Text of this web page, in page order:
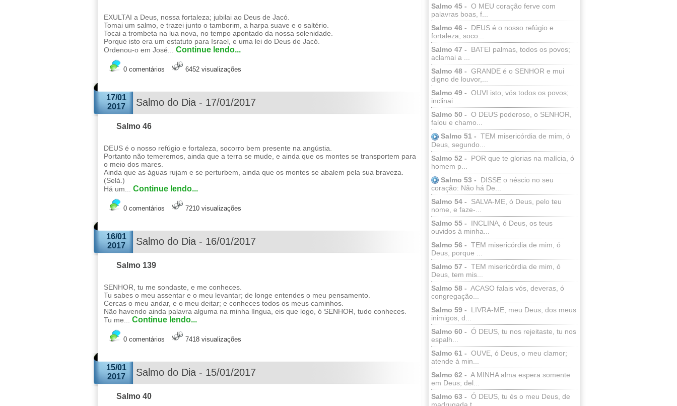
Salmo 45 - O MEU coração ferve com
palavras boas, f...
Salmo 46 -
DEUS é o nosso refúgio e
fortaleza, soco...
Salmo 47 -
BATEI palmas, todos os povos;
aclamai a ...
Salmo 48 - GRANDE é o SENHOR e mui
digno de louvor,...
Salmo 49 - OUVI isto, vós todos os povos;
inclinai ...
Salmo 50 - O DEUS poderoso, o SENHOR,
falou e chamo...
Salmo 51 - TEM misericórdia de mim, ó
Deus, segundo...
Salmo 52 -
POR que te glorias na malícia, ó
homem p...
Salmo 53 -
DISSE o néscio no seu
coração: Não há De...
Salmo 54 -
SALVA-ME, ó Deus, pelo teu
nome, e faze-...
Salmo 55 -
INCLINA, ó Deus, os teus
ouvidos à minha...
Salmo 56 - TEM misericórdia de mim, ó
Deus, porque ...
Salmo 57 - TEM misericórdia de mim, ó
Deus, tem mis...
Salmo 58 - ACASO falais vós, deveras, ó
congregação...
Salmo 59 -
LIVRA-ME, meu Deus, dos meus
inimigos, d...
Salmo 60 - Ó DEUS, tu nos rejeitaste, tu nos
espalh...
Salmo 61 - OUVE, ó Deus, o meu clamor;
atende à min...
Salmo 62 - A MINHA alma espera somente
em Deus; del...
Salmo 63 - Ó DEUS, tu és o meu Deus, de
EXULTAI a Deus, nossa fortaleza; jubilai ao Deus de Jacó.
Tomai um salmo, e trazei junto o tamborim, a harpa suave e o saltério.
Tocai a trombeta na lua nova, no tempo apontado da nossa solenidade.
Porque isto era um estatuto para Israel, e uma lei do Deus de Jacó.
Ordenou-o em José... Continue lendo...
0 comentários 6452 visualizações
17/01
2017
Salmo do Dia - 17/01/2017
Salmo 46
DEUS é o nosso refúgio e fortaleza, socorro bem presente na angústia.
Portanto não temeremos, ainda que a terra se mude, e ainda que os montes se transportem para
o meio dos mares.
Ainda que as águas rujam e se perturbem, ainda que os montes se abalem pela sua braveza.
(Selá.)
Há um... Continue lendo...
0 comentários 7210 visualizações
16/01
2017
Salmo do Dia - 16/01/2017
Salmo 139
SENHOR, tu me sondaste, e me conheces.
Tu sabes o meu assentar e o meu levantar; de longe entendes o meu pensamento.
Cercas o meu andar, e o meu deitar; e conheces todos os meus caminhos.
Não havendo ainda palavra alguma na minha língua, eis que logo, ó SENHOR, tudo conheces.
Tu me... Continue lendo...
0 comentários 7418 visualizações
15/01
2017
Salmo do Dia - 15/01/2017
Salmo 40